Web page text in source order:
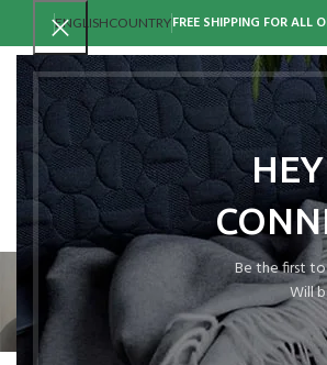
Be the first
Will
ENGLISHCOUNTRYFREE SHIPPING FOR ALL